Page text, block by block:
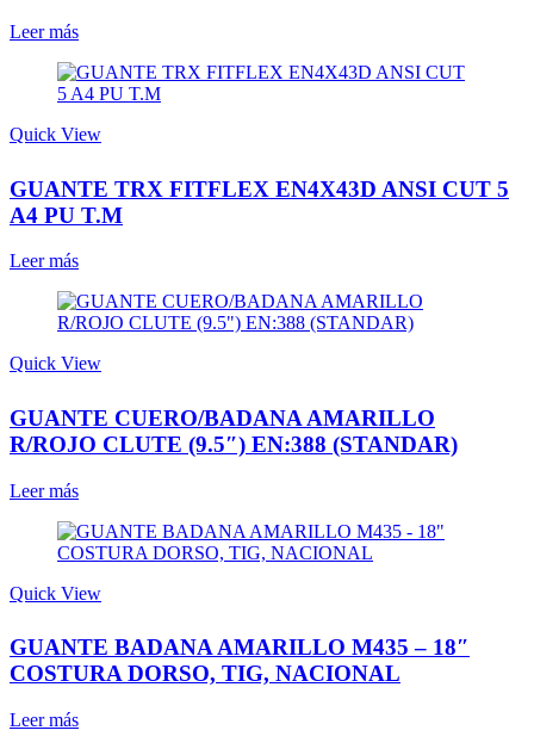
Leer más
Quick View
GUANTE TRX FITFLEX EN4X43D ANSI CUT 5
A4 PU T.M
Leer más
Quick View
GUANTE CUERO/BADANA AMARILLO
R/ROJO CLUTE (9.5″) EN:388 (STANDAR)
Leer más
Quick View
GUANTE BADANA AMARILLO M435 – 18″
COSTURA DORSO, TIG, NACIONAL
Leer más